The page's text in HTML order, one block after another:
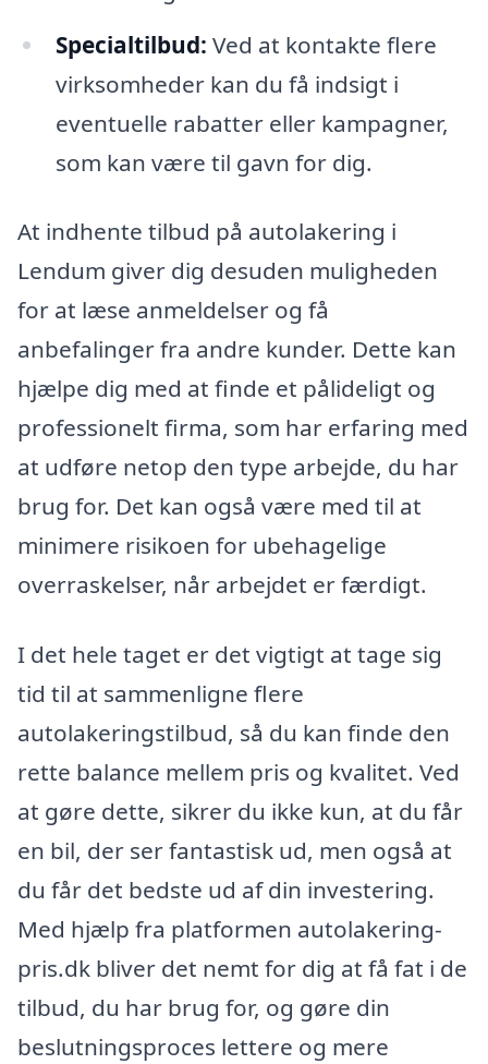
Specialtilbud: Ved at kontakte flere
virksomheder kan du få indsigt i
eventuelle rabatter eller kampagner,
som kan være til gavn for dig.
At indhente tilbud på autolakering i
Lendum giver dig desuden muligheden
for at læse anmeldelser og få
anbefalinger fra andre kunder. Dette kan
hjælpe dig med at finde et pålideligt og
professionelt firma, som har erfaring med
at udføre netop den type arbejde, du har
brug for. Det kan også være med til at
minimere risikoen for ubehagelige
overraskelser, når arbejdet er færdigt.
I det hele taget er det vigtigt at tage sig
tid til at sammenligne flere
autolakeringstilbud, så du kan finde den
rette balance mellem pris og kvalitet. Ved
at gøre dette, sikrer du ikke kun, at du får
en bil, der ser fantastisk ud, men også at
du får det bedste ud af din investering.
Med hjælp fra platformen autolakering-
pris.dk bliver det nemt for dig at få fat i de
tilbud, du har brug for, og gøre din
beslutningsproces lettere og mere